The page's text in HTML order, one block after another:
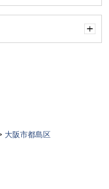
く
く
大阪市都島区